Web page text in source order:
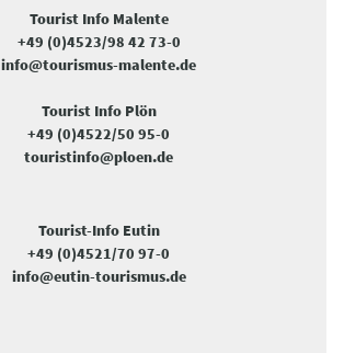
Tourist Info Malente
+49 (0)4523/98 42 73-0
info@tourismus-malente.de
Tourist Info Plön
+49 (0)4522/50 95-0
touristinfo@ploen.de
Tourist-Info Eutin
+49 (0)4521/70 97-0
info@eutin-tourismus.de